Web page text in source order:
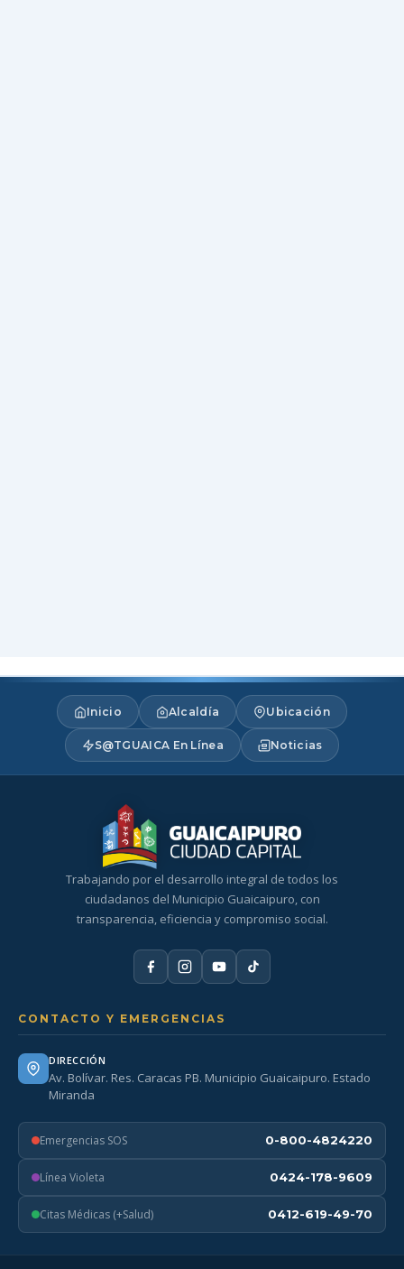
Inicio Alcaldía Ubicación
S@TGUAICA En Línea Noticias
Trabajando por el desarrollo integral de todos los
ciudadanos del Municipio Guaicaipuro, con
transparencia, eficiencia y compromiso social.
CONTACTO Y EMERGENCIAS
DIRECCIÓN
Av. Bolívar. Res. Caracas PB. Municipio Guaicaipuro. Estado
Miranda
Emergencias SOS 0-800-4824220
Línea Violeta 0424-178-9609
Citas Médicas (+Salud) 0412-619-49-70